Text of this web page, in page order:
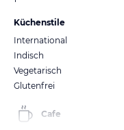
Küchenstile
International
Indisch
Vegetarisch
Glutenfrei
Cafe